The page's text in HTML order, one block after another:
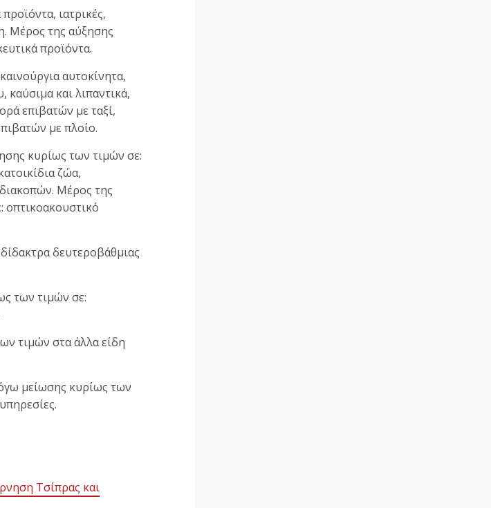
ιατρικές,
Μέρος της αύξησης
προϊόντα.
αυτοκίνητα,
καύσιμα και λιπαντικά,
επιβατών με ταξί,
με πλοίο.
κυρίως των τιμών σε:
ζώα,
Μέρος της
οπτικοακουστικό
δευτεροβάθμιας
των τιμών σε:
τιμών στα άλλα είδη
μείωσης κυρίως των
Τσίπρας και